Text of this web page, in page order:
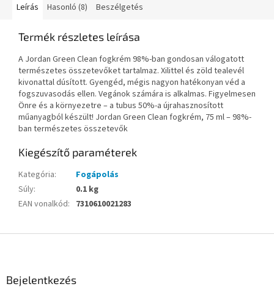
Leírás Hasonló (8) Beszélgetés
Termék részletes leírása
A Jordan Green Clean fogkrém 98%-ban gondosan válogatott
természetes összetevőket tartalmaz. Xilittel és zöld tealevél
kivonattal dúsított. Gyengéd, mégis nagyon hatékonyan véd a
fogszuvasodás ellen. Vegánok számára is alkalmas. Figyelmesen
Önre és a környezetre – a tubus 50%-a újrahasznosított
műanyagból készült! Jordan Green Clean fogkrém, 75 ml – 98%-
ban természetes összetevők
Kiegészítő paraméterek
Kategória:
Fogápolás
Súly:
0.1 kg
EAN vonalkód: 7310610021283
Bejelentkezés